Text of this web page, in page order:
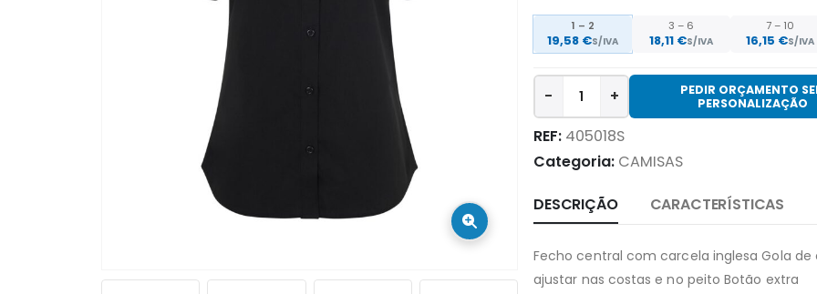
1 – 2
19,58 €S/IVA
3 – 6
18,11 €S/IVA
7 – 10
16,15 €S/IVA
- +
PEDIR ORÇAMENTO
PERSONALIZAÇÃO
REF: 405018S
Categoria: CAMISAS
DESCRIÇÃO CARACTERÍSTICAS
Fecho central com carcela inglesa Gola
ajustar nas costas e no peito Botão extra